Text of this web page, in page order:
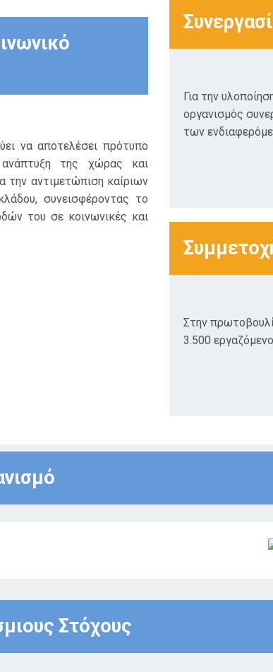
να αποτελέσει πρότυπο
της χώρας και
αντιμετώπιση καίριων
συνεισφέροντας το
του σε κοινωνικές και
Για την
οργανισμός
των
Στην
3.500
Στόχους